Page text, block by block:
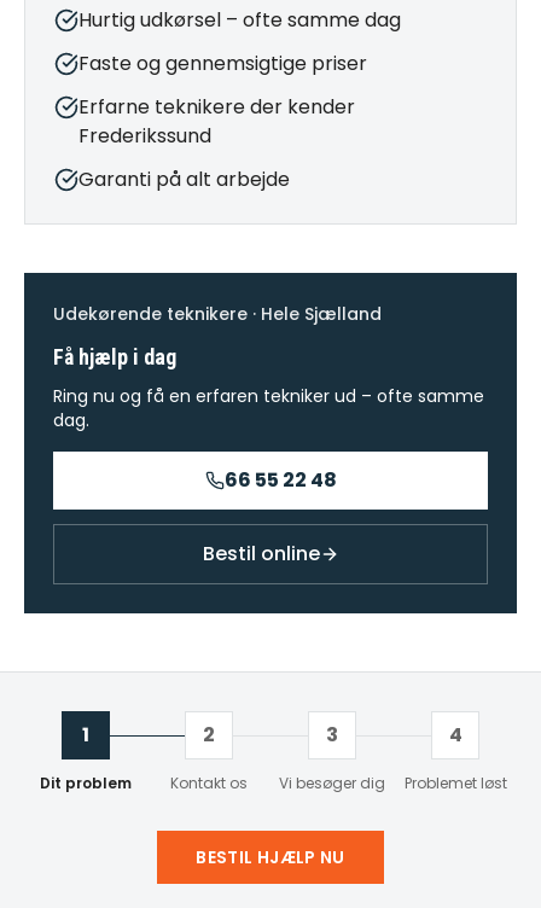
Hurtig udkørsel – ofte samme dag
Faste og gennemsigtige priser
Erfarne teknikere der kender
Frederikssund
Garanti på alt arbejde
Udekørende teknikere · Hele Sjælland
Få hjælp i dag
Ring nu og få en erfaren tekniker ud – ofte samme
dag.
66 55 22 48
Bestil online
1
Dit problem
2
Kontakt os
3
Vi besøger dig
4
Problemet løst
BESTIL HJÆLP NU